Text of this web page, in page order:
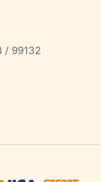
/ 99132